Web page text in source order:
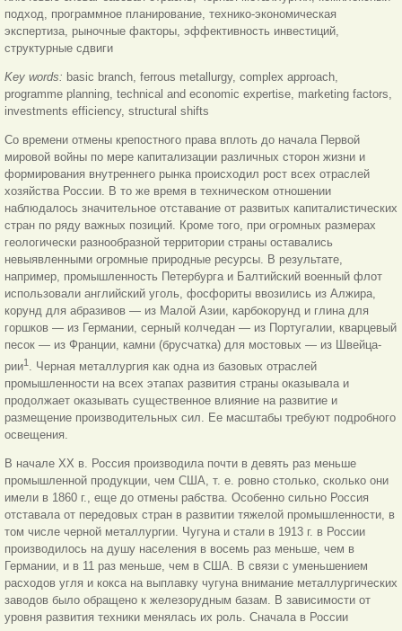
подход, программное планирование, технико-экономическая
экспертиза, рыночные факторы, эффективность инвестиций,
структурные сдвиги
Key words: basic branch, ferrous metallurgy, complex approach,
programme planning, technical and economic expertise, marketing factors,
investments efficiency, structural shifts
Со времени отмены крепостного права вплоть до начала Первой
мировой войны по мере капитализации различных сторон жизни и
формирования внутреннего рынка происходил рост всех отраслей
хозяйства России. В то же время в техническом отношении
наблюдалось значительное отставание от развитых капиталистических
стран по ряду важных позиций. Кроме того, при огромных размерах
геологически разнообразной территории страны оставались
невыявленными огромные природные ресурсы. В результате,
например, промышленность Петербурга и Балтийский военный флот
использовали английский уголь, фосфориты ввозились из Алжира,
корунд для абразивов — из Малой Азии, карбокорунд и глина для
горшков — из Германии, серный колчедан — из Португалии, кварцевый
песок — из Франции, камни (брусчатка) для мостовых — из Швейца-
рии1
. Черная металлургия как одна из базовых отраслей
промышленности на всех этапах развития страны оказывала и
продолжает оказывать существенное влияние на развитие и
размещение производительных сил. Ее масштабы требуют подробного
освещения.
В начале XX в. Россия производила почти в девять раз меньше
промышленной продукции, чем США, т. е. ровно столько, сколько они
имели в 1860 г., еще до отмены рабства. Особенно сильно Россия
отставала от передовых стран в развитии тяжелой промышленности, в
том числе черной металлургии. Чугуна и стали в 1913 г. в России
производилось на душу населения в восемь раз меньше, чем в
Германии, и в 11 раз меньше, чем в США. В связи с уменьшением
расходов угля и кокса на выплавку чугуна внимание металлургических
заводов было обращено к железорудным базам. В зависимости от
уровня развития техники менялась их роль. Сначала в России